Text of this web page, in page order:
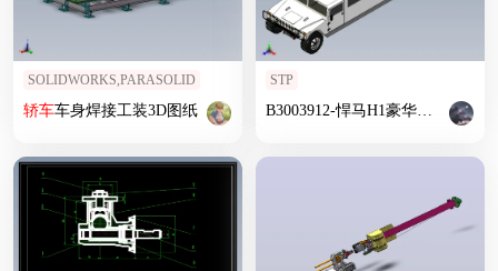
SOLIDWORKS,PARASOLID
轿车车身焊接工装3D图纸
STP
B3003912-悍马H1豪华
轿车